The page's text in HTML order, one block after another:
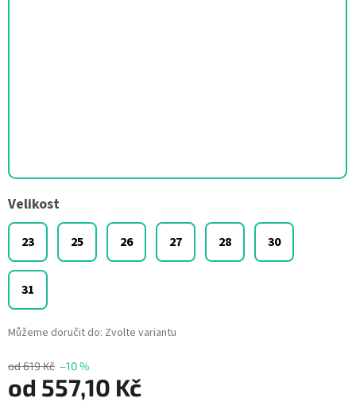
od 619 Kč –10 %
od 557,10 Kč
Velikost
23 25 26 27 28 30
31
Můžeme doručit do: Zvolte variantu